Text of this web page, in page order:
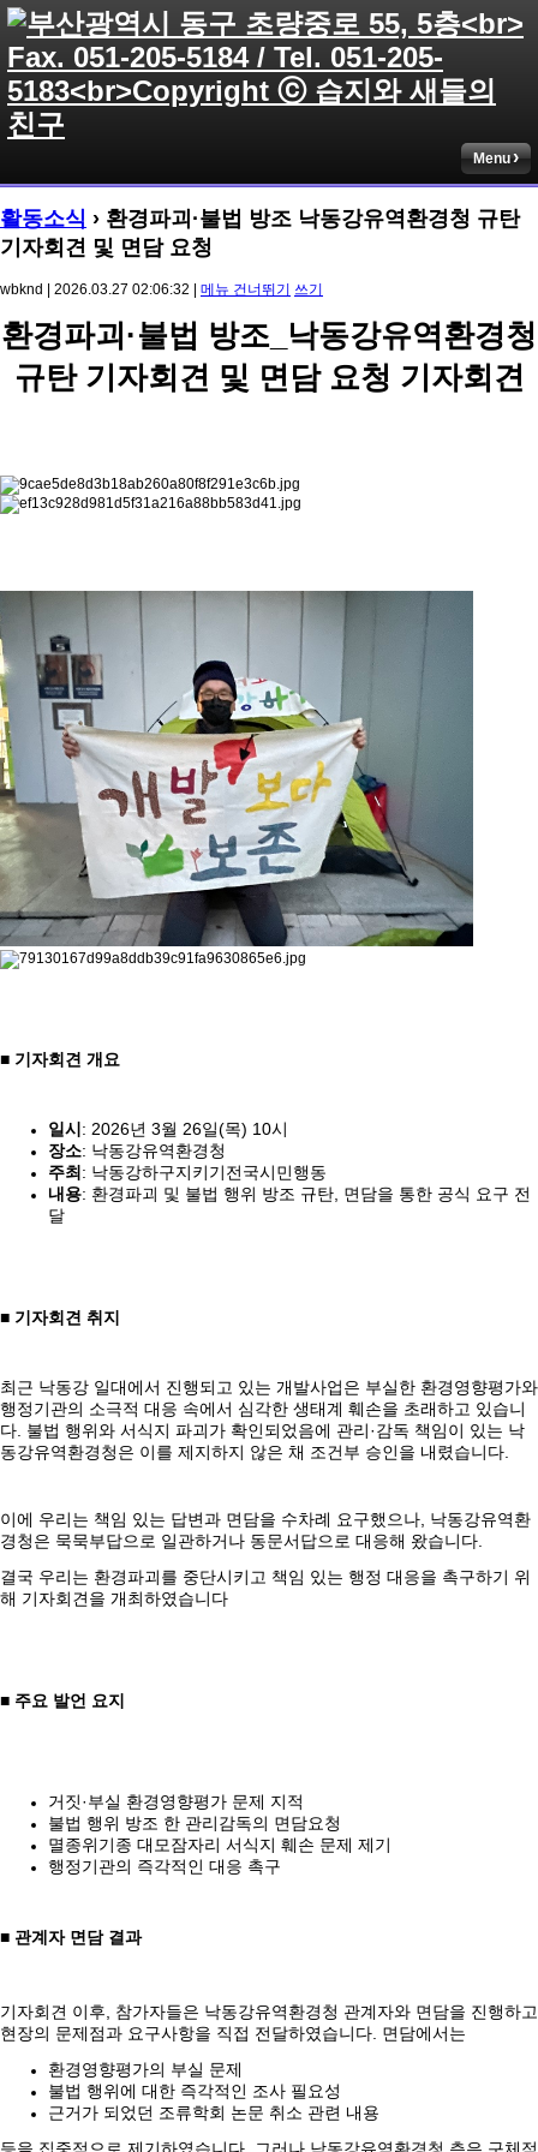
Menu
활동소식 › 환경파괴·불법 방조 낙동강유역환경청 규탄
기자회견 및 면담 요청
wbknd | 2026.03.27 02:06:32 | 메뉴 건너뛰기 쓰기
환경파괴·불법 방조_낙동강유역환경청
규탄 기자회견 및 면담 요청 기자회견
■ 기자회견 개요
일시 : 2026년 3월 26일(목) 10시
장소: 낙동강유역환경청
주최 : 낙동강하구지키기전국시민행동
내용: 환경파괴 및 불법 행위 방조 규탄, 면담을 통한 공식 요구 전
달
■ 기자회견 취지
최근 낙동강 일대에서 진행되고 있는 개발사업은 부실한 환경영향평가와
행정기관의 소극적 대응 속에서 심각한 생태계 훼손을 초래하고 있습니
다. 불법 행위와 서식지 파괴가 확인되었음에 관리·감독 책임이 있는 낙
동강유역환경청은 이를 제지하지 않은 채 조건부 승인을 내렸습니다.
이에 우리는 책임 있는 답변과 면담을 수차례 요구했으나, 낙동강유역환
경청은 묵묵부답으로 일관하거나 동문서답으로 대응해 왔습니다.
결국 우리는 환경파괴를 중단시키고 책임 있는 행정 대응을 촉구하기 위
해 기자회견을 개최하였습니다
■ 주요 발언 요지
거짓·부실 환경영향평가 문제 지적
불법 행위 방조 한 관리감독의 면담요청
멸종위기종 대모잠자리 서식지 훼손 문제 제기
행정기관의 즉각적인 대응 촉구
■ 관계자 면담 결과
기자회견 이후, 참가자들은 낙동강유역환경청 관계자와 면담을 진행하고
현장의 문제점과 요구사항을 직접 전달하였습니다. 면담에서는
환경영향평가의 부실 문제
불법 행위에 대한 즉각적인 조사 필요성
근거가 되었던 조류학회 논문 취소 관련 내용